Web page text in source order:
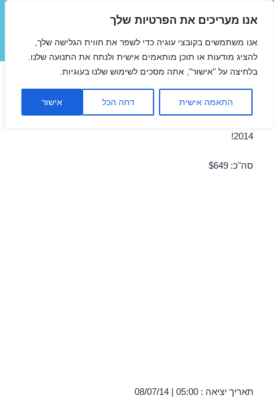
אנו מעריכים את הפרטיות שלך
אנו משתמשים בקובצי עוגיה כדי לשפר את חווית הגלישה שלך,
להציג מודעות או תוכן מותאמים אישית ולנתח את התנועה שלנו.
בלחיצה על "אישור", אתה מסכים לשימוש שלנו בעוגיות.
התאמה אישית דחה הכל אישור
תפריטים
ווידג'טים
טיסה ללונדון 08/07/2014
2014!
סה"כ: $649
תאריך יציאה : 05:00 | 08/07/14